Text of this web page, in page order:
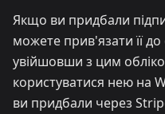
Якщо ви придбали
можете прив'язати її
увійшовши з цим
користуватися нею на
ви придбали через